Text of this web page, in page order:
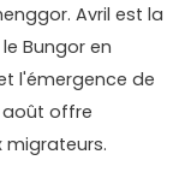
Avril est la
Bungor en
l'émergence de
août offre
migrateurs.